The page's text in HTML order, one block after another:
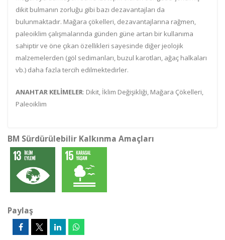
dikit bulmanın zorluğu gibi bazı dezavantajları da
bulunmaktadır. Mağara çökelleri, dezavantajlarına rağmen,
paleoiklim çalışmalarında günden güne artan bir kullanıma
sahiptir ve öne çıkan özellikleri sayesinde diğer jeolojik
malzemelerden (göl sedimanları, buzul karotları, ağaç halkaları
vb.) daha fazla tercih edilmektedirler.
ANAHTAR KELİMELER: Dikit, İklim Değişikliği, Mağara Çökelleri,
Paleoiklim
BM Sürdürülebilir Kalkınma Amaçları
Paylaş